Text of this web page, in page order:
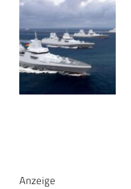
Anzeige